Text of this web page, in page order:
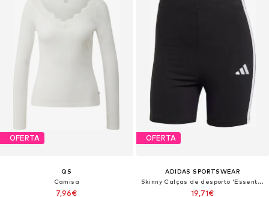
OFERTA
QS
Camisa
7,96€
OFERTA
ADIDAS SPORTSWEAR
Skinny Calças de desporto 'Essentials'
19,71€